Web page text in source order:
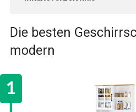
Die besten
modern